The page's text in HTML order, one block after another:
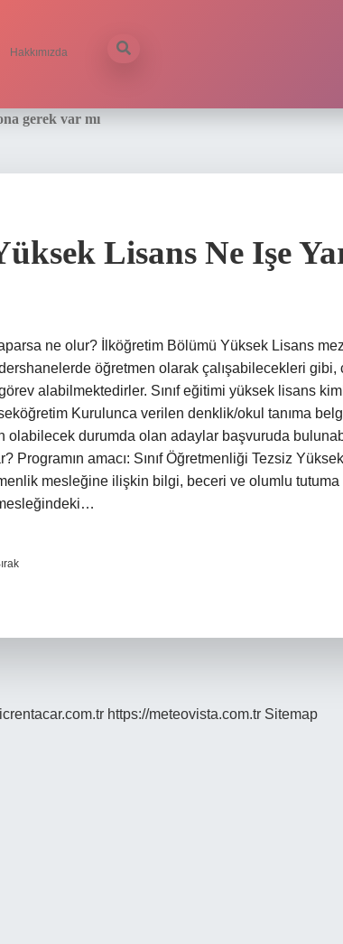
Hakkımızda
gerek var mı
Lisans Ne Işe
ne olur? İlköğretim Bölümü Yüksek Lisans
öğretmen olarak çalışabilecekleri
alabilmektedirler. Sınıf eğitimi yüksek lisans
Kurulunca verilen denklik/okul tanıma
olabilecek durumda olan adaylar başvuruda
Programın amacı: Sınıf Öğretmenliği Tezsiz
mesleğine ilişkin bilgi, beceri ve olumlu
https://meteovista.com.tr Sitemap